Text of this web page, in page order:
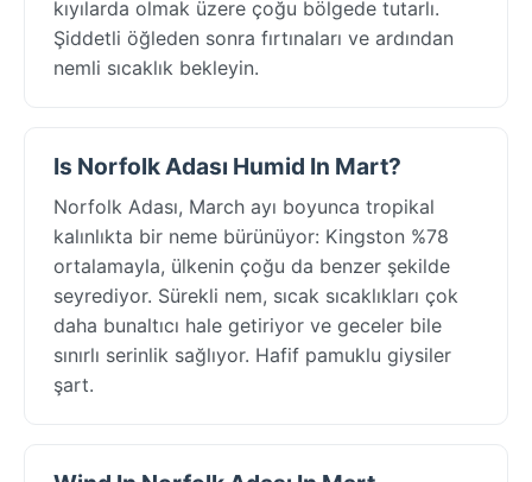
kıyılarda olmak üzere çoğu bölgede tutarlı.
Şiddetli öğleden sonra fırtınaları ve ardından
nemli sıcaklık bekleyin.
Is Norfolk Adası Humid In Mart?
Norfolk Adası, March ayı boyunca tropikal
kalınlıkta bir neme bürünüyor: Kingston %78
ortalamayla, ülkenin çoğu da benzer şekilde
seyrediyor. Sürekli nem, sıcak sıcaklıkları çok
daha bunaltıcı hale getiriyor ve geceler bile
sınırlı serinlik sağlıyor. Hafif pamuklu giysiler
şart.